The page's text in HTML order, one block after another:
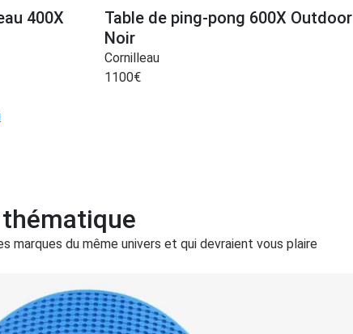
400X
Table de ping-pong 600X Outdoor
Noir
Cornilleau
1100€
marques du même univers et qui devraient vous plaire